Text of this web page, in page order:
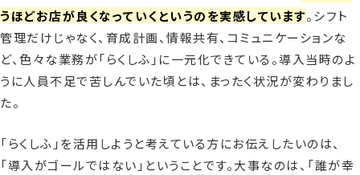
うほどお店が良くなっていくというのを実感しています。シフト
管理だけじゃなく、育成計画、情報共有、コミュニケーションな
ど、色々な業務が「らくしふ」に一元化できている。導入当時のよ
うに人員不足で苦しんでいた頃とは、まったく状況が変わりまし
た。
「らくしふ」を活用しようと考えている方にお伝えしたいのは、
「導入がゴールではない」ということです。大事なのは、「誰が幸